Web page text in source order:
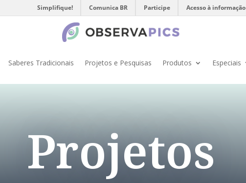
Simplifique! Comunica BR Participe Acesso à informação
Saberes Tradicionais Projetos e Pesquisas Produtos Especiais
Projetos